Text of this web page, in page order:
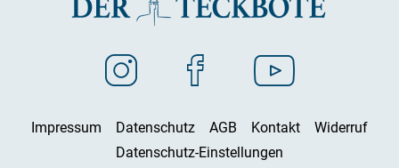
Impressum Datenschutz AGB Kontakt
Widerruf
Datenschutz-Einstellungen